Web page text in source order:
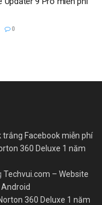
0
trắng Facebook miễn phí
360 Deluxe 1 năm
Techvui.com – Website
360 Deluxe 1 năm